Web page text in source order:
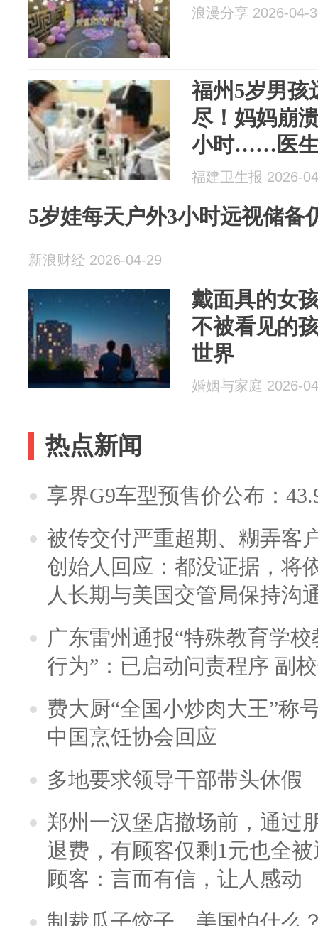
浪漫分享 2026-04-
福州5岁男孩
尽！妈妈崩
小时……医生
福建卫生报 2026-
5岁娃每天户外3小时远视储备
新浪财经 2026-04-29
戴面具的女
不被看见的
世界
婚姻与家庭 2026-
热点新闻
享界G9车型预售价公布：
被传交付严重超期、糊弄客
创始人回应：都没证据，将
人长期与美国交管局保持沟
广东雷州通报“特殊教育学
行为”：已启动问责程序 副
费大厨“全国小炒肉大王”称
中国烹饪协会回应
多地要求领导干部带头休假
郑州一汉堡店撤场前，通过
退费，有顾客仅剩1元也全
顾客：言而有信，让人感动
制裁瓜子饺子，美国怕什么